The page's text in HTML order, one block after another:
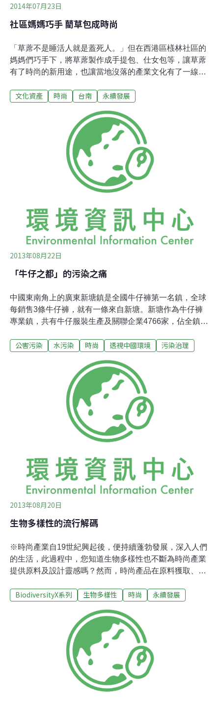
2014年07月23日
社區媽媽巧手 藺草包成時尚
「草蓆不是睡活人就是蓋死人。」但在西港區檨林社區的
媽媽們巧手下，將草蓆製作成手提包、仕女包等，讓草蓆
有了時尚的新用途，也讓當地沒落的產業文化有了一線生
展計畫」補助，與全台唯一僅存的藺草蓆工廠「茂興製蓆
出一系列的時尚包包，並接受訂購。
文化資產 時尚 台南 永續發展
2013年08月22日
「牛仔之都」的污染之痛
中國東南角上的廣東新塘鎮是全國牛仔褲第一名鎮，全球
每銷售3條牛仔褲，就有一條來自新塘。新塘作為牛仔褲
專業鎮，共有牛仔服裝生產及關聯企業4766家，佔全鎮企
全國60％的牛仔服裝產自新塘，30％的出口牛仔服裝來自
現，它與真正的「時尚之都」相去甚遠，且危機四伏：原
材料上漲、資金乏力、不斷上漲的人力成本、缺乏有品牌
知名度的企業、設計水平低下，更為嚴重的是，當地付出
了沉重的環境代價。當地流行一種說法：「解決不了污染
問題，在新塘送你一棟樓都千萬別要！」污染嚴重新塘鎮
內的東江河段，河岸的水已成了藍黑色，伴隨著這些深色
水流的，則是一股奇怪的異味。烈日下，當地人董耀明
星地圖說：「這肯定就是在洗水（漂染）廠那一帶。除了
那些染牛仔布的廠，其他地方排不出這麼髒的水
公害污染 水污染 時尚 透視中國環境 污染治理
2013年08月20日
生物多樣性的流行解碼
※時尚產業自19世紀興起後，便持續蓬勃發展，深入人們
的生活，此過程中，您知道生物多樣性也不斷為時尚產業
提供原料及設計靈感嗎？然而，時尚產品在原料獲取、加
害。為促進時尚產業永續發展，許多跨領域概念如「生態
消費者也可以在選購、使用時尚產品的過程中稍微多花心
思，以減輕時尚對生物多樣性造成的傷害。時尚產業整體
可分為設計、紡織、成衣與配件生產、銷售等四部份。如
果用「服裝設計師開始建議顧客『應該穿什麼』」來界定
時尚產業的興起的話，那麼時尚產業誕生至今還不到兩百
年。19世紀中葉，有「時裝之父」稱號的Charles
Frederick Worth（1825～1895）在巴黎開啟了時尚產
BiodiversityX系列 生物多樣性 時尚 永續發展